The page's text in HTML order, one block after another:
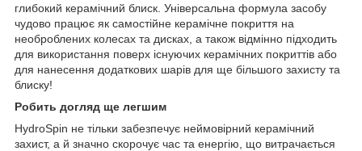
глибокий керамічний блиск. Універсальна формула засобу
чудово працює як самостійне керамічне покриття на
необроблених колесах та дисках, а також відмінно підходить
для використання поверх існуючих керамічних покриттів або
для нанесення додаткових шарів для ще більшого захисту та
блиску!
Робить догляд ще легшим
HydroSpin не тільки забезпечує неймовірний керамічний
захист, а й значно скорочує час та енергію, що витрачається